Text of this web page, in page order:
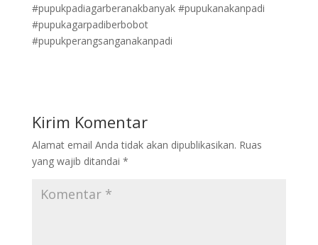
#pupukpadiagarberanakbanyak #pupukanakanpadi
#pupukagarpadiberbobot
#pupukperangsanganakanpadi
Kirim Komentar
Alamat email Anda tidak akan dipublikasikan. Ruas
yang wajib ditandai *